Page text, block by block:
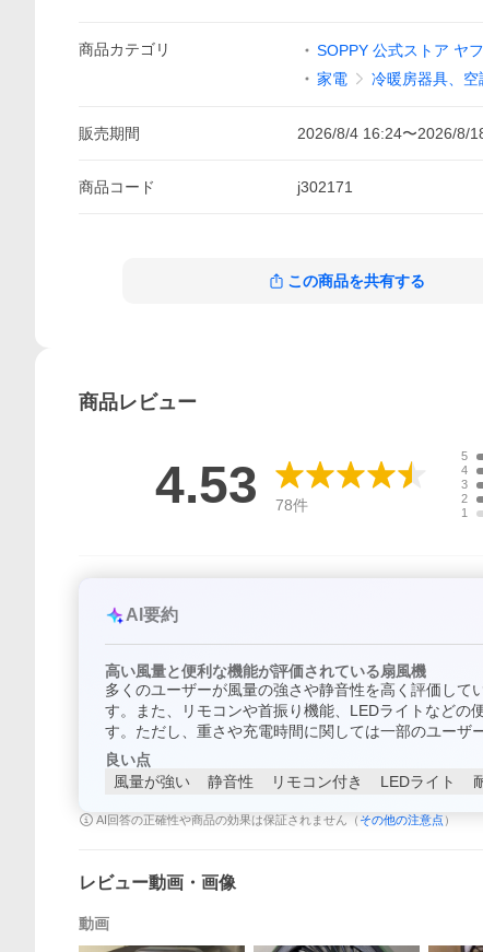
商品カテゴリ SOPPY 公式ストア ヤ
家電
冷暖房器具、空
販売期間 2026/8/4 16:24〜2026/8/
商品コード j302171
この商品を共有する
商品レビュー
4.53 78件
5
4
3
2
1
AI要約
高い風量と便利な機能が評価されている扇風機
多くのユーザーが風量の強さや静音性を高く評価し
す。また、リモコンや首振り機能、LEDライトなどの
す。ただし、重さや充電時間に関しては一部のユーザ
良い点
風量が強い
静音性 リモコン付き LEDライト
AI回答の正確性や商品の効果は保証されません（ その他の注意点 ）
レビュー動画・画像
動画